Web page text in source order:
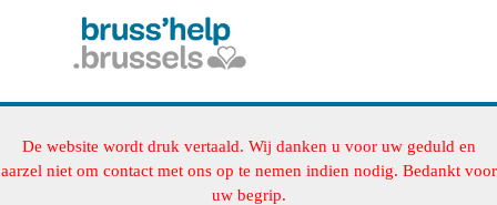
De website wordt druk vertaald. Wij danken u voor uw geduld en
aarzel niet om contact met ons op te nemen indien nodig. Bedankt voor
uw begrip.